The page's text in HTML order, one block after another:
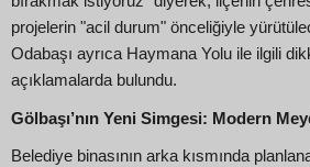
projelerin "acil durum" önceliğiyle
Odabaşı ayrıca Haymana Yolu ile ilgili
açıklamalarda bulundu.
Gölbaşı’nın Yeni Simgesi: Modern
Belediye binasının arka kısmında